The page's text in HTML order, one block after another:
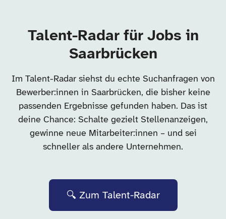
Talent-Radar für Jobs in
Saarbrücken
Im Talent-Radar siehst du echte Suchanfragen von
Bewerber:innen in Saarbrücken, die bisher keine
passenden Ergebnisse gefunden haben. Das ist
deine Chance: Schalte gezielt Stellenanzeigen,
gewinne neue Mitarbeiter:innen – und sei
schneller als andere Unternehmen.
🔍 Zum Talent-Radar